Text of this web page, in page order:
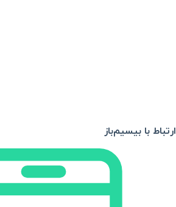
ارتباط با بیسیم‌باز